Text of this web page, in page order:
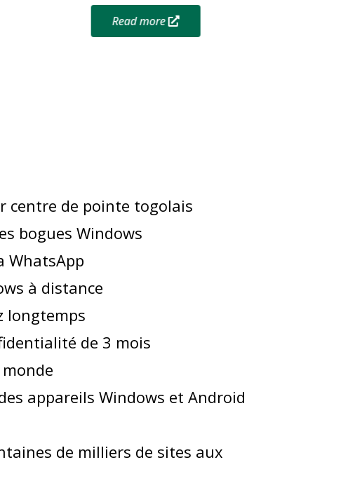
Read more
centre de pointe togolais
bogues Windows
WhatsApp
à distance
longtemps
de 3 mois
appareils Windows et Android
de milliers de sites aux